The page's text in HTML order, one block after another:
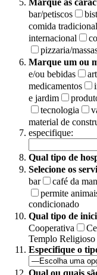
Marque as
bar/petiscos
comida
internacional
pizzaria/
Marque um ou
e/ou bebidas
medicamentos
e jardim
tecnologia
material de
especifique:
Qual tipo de
Selecione os
bar
café da
permite
condicionado
Qual tipo de
Cooperativa
Templo Religioso
Especifique o
Qual ou quais